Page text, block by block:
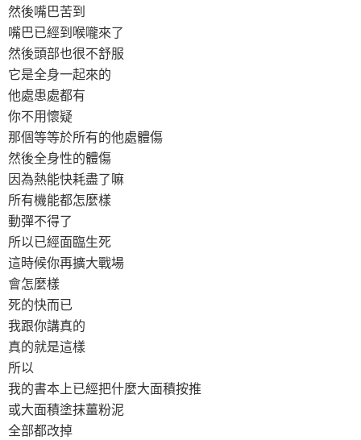
然後嘴巴苦到
嘴巴已經到喉嚨來了
然後頭部也很不舒服
它是全身一起來的
他處患處都有
你不用懷疑
那個等等於所有的他處體傷
然後全身性的體傷
因為熱能快耗盡了嘛
所有機能都怎麼樣
動彈不得了
所以已經面臨生死
這時候你再擴大戰場
會怎麼樣
死的快而已
我跟你講真的
真的就是這樣
所以
我的書本上已經把什麼大面積按推
或大面積塗抹薑粉泥
全部都改掉